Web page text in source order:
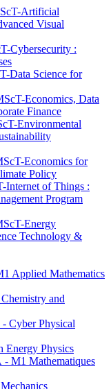
Artificial
Visual
Cybersecurity :
Data Science for
Economics, Data
Finance
Environmental
Economics for
Policy
Internet of Things :
Program
Energy
Technology &
Applied Mathematics
and
Cyber Physical
Physics
M1 Mathematiques